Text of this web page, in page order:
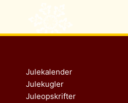
Julekalender
Julekugler
Juleopskrifter